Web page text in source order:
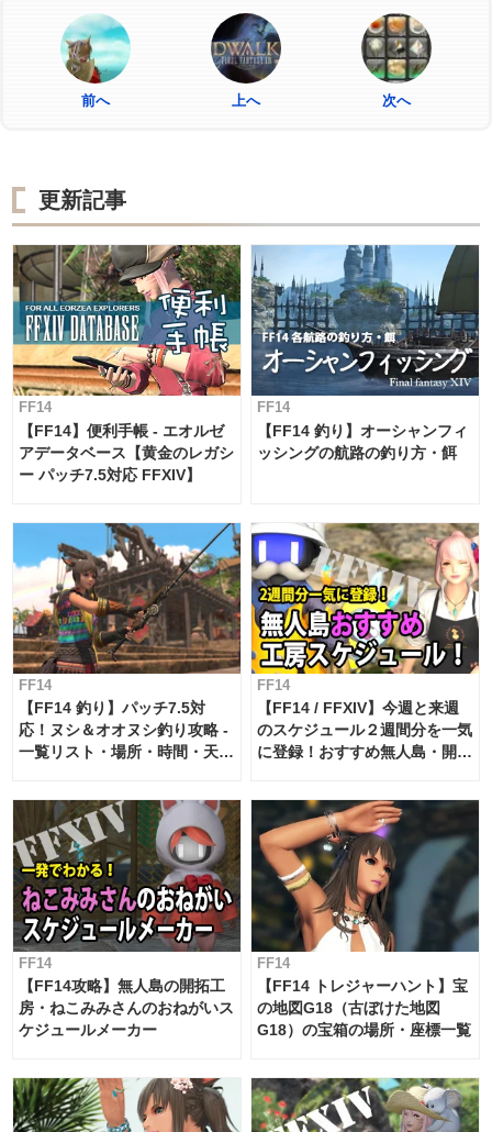
前へ 上へ 次へ
更新記事
FF14
【FF14】便利手帳 - エオルゼ
アデータベース【黄金のレガシ
ー パッチ7.5対応 FFXIV】
FF14
【FF14 釣り】オーシャンフィ
ッシングの航路の釣り方・餌
FF14
【FF14 釣り】パッチ7.5対
応！ヌシ＆オオヌシ釣り攻略 -
一覧リスト・場所・時間・天
FF14
【FF14 / FFXIV】今週と来週
のスケジュール２週間分を一気
に登録！おすすめ無人島・開拓
対応 / 毎週更新中】
FF14
【FF14攻略】無人島の開拓工
房・ねこみみさんのおねがいス
ケジュールメーカー
FF14
【FF14 トレジャーハント】宝
の地図G18（古ぼけた地図
G18）の宝箱の場所・座標一覧